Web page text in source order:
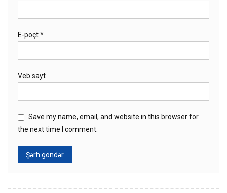
E-poçt*
Veb sayt
Save my name, email, and website in this browser for
the next time I comment.